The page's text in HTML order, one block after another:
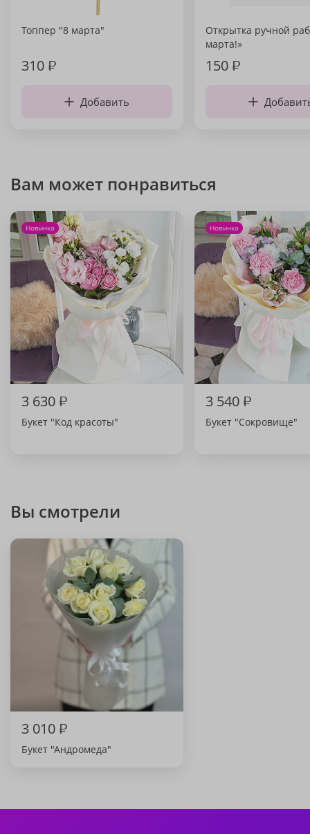
Топпер "8 марта"
310₽
Добавить
Открытка ручной
марта!»
150₽
Вам может понравиться
Новинка
3 630₽
Букет "Код красоты"
Новинка
3 540₽
Букет "Сокровище"
Вы смотрели
3 010₽
Букет "Андромеда"